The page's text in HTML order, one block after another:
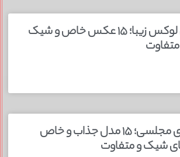
قوری فنجون لوکس زیبا؛ ۱۵ عکس خاص و شیک
پیراهن لاکچری مجلسی؛ ۱۵ مدل جذاب و خاص
شیک و متفاوت